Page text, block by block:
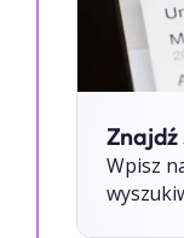
Znajdź
Wpisz